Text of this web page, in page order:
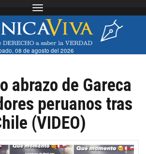
Toggle navigation
08 de agosto del 2026
abrazo de Gareca
peruanos tras
(VIDEO)